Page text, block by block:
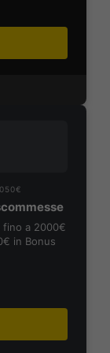
fino a 2000€
in Bonus